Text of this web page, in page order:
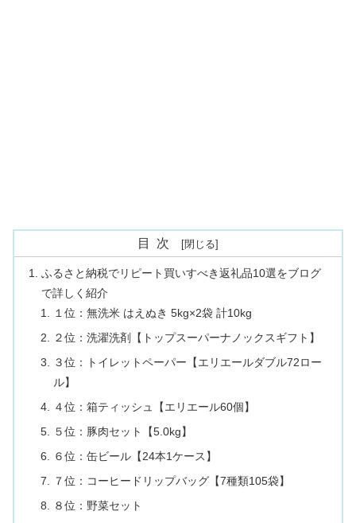
目次
ふるさと納税でリピート買いすべき返礼品10選をブログ
で詳しく紹介
１位：無洗米 はえぬき 5kg×2袋 計10kg
２位：洗濯洗剤【トップスーパーナノックスギフト】
３位：トイレットペーパー【エリエールダブル72ロー
ル】
４位：箱ティッシュ【エリエール60個】
５位：豚肉セット【5.0kg】
６位：缶ビール【24本1ケース】
７位：コーヒードリップバッグ【7種類105袋】
８位：野菜セット